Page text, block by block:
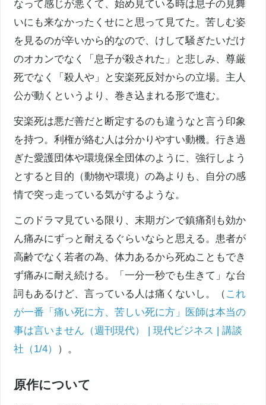
なって感じが悪くて、始め見ている時は息子の見舞
いにも来なかったくせにと思って見てた。苦しむ姿
を見るのが辛いから的なので、けして騒ぎたいだけ
のオカンでなく「息子が殺された」と悲しみ、尊厳
死でなく「殺人や」と安楽死反対からの立場。主人
公が動くというより、巻き込まれる形で進む。
安楽死は悪だ善だと断定するのも違うなと言う印象
を持つ。利権が絡む人は分かりやすい動機。行き過
ぎた愛護団体や環境保全団体のように、強行しよう
とすると目的（動物や環境）の為よりも、自分の感
情で突っ走っている気がするような。
このドラマ見ている限り、末期ガンで鎮痛剤も効か
ん痛みにずっと耐えるぐらいならと思える。患者が
高齢でなく若者の為、体力あるから死ぬこともでき
ず痛みに耐え続ける。「一分一秒でも生きて」な台
詞もあるけど、言っている人は痛くないし。（ これ
が一番「痛い死に方、苦しい死に方」医師は本当の
事は言いません（週刊現代） | 現代ビジネス | 講談
社（1/4） ）。
原作について